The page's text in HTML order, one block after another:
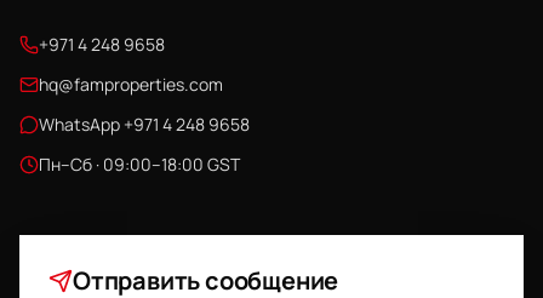
+971 4 248 9658
hq@famproperties.com
WhatsApp +971 4 248 9658
Пн–Сб · 09:00–18:00 GST
Отправить сообщение